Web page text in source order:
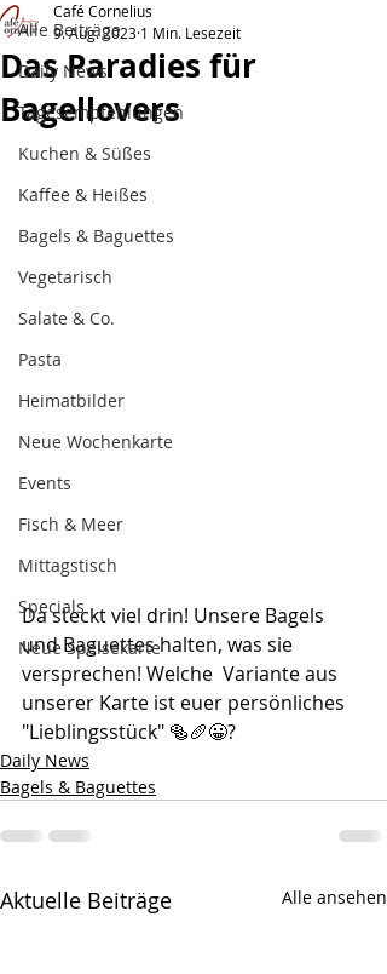
Alle Beiträge
Daily News
Tagesempfehlungen
Kuchen & Süßes
Kaffee & Heißes
Bagels & Baguettes
Vegetarisch
Salate & Co.
Pasta
Heimatbilder
Neue Wochenkarte
Events
Fisch & Meer
Mittagstisch
Specials
Neue Speisekarte
Das Paradies für
Bagellovers
Café Cornelius
9. Aug. 2023 1 Min. Lesezeit
Da steckt viel drin! Unsere Bagels
und Baguettes halten, was sie
versprechen! Welche  Variante aus
unserer Karte ist euer persönliches
"Lieblingsstück" 🥯🥖😀?
Daily News
Bagels & Baguettes
Aktuelle Beiträge Alle ansehen